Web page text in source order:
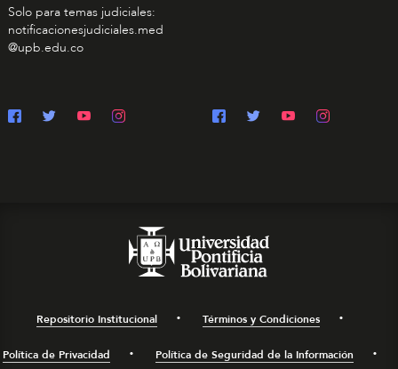
Solo para temas judiciales:
notificacionesjudiciales.med
@upb.edu.co
Repositorio Institucional Términos y Condiciones
Política de Privacidad Política de Seguridad de la Información